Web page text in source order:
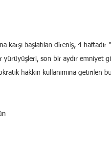
karşı başlatılan direniş, 4 haftadır
son bir aydır emniyet
hakkın kullanımına getirilen